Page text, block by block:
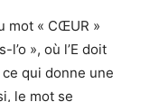
mot « CŒUR »
», où l’E doit
qui donne une
le mot se